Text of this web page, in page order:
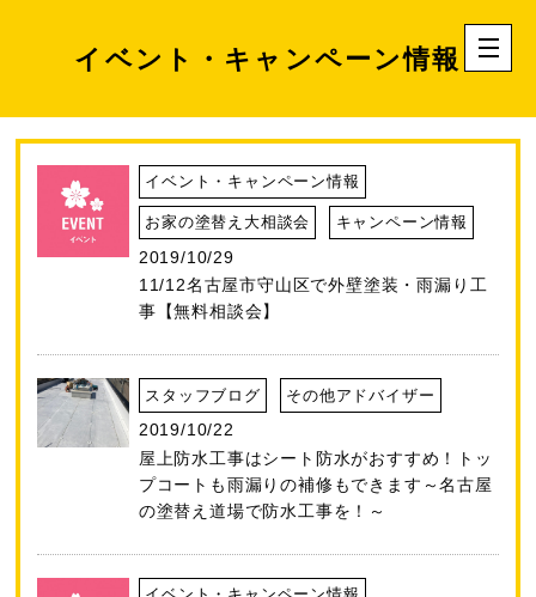
イベント・キャンペーン情報
イベント・キャンペーン情報
お家の塗替え大相談会 キャンペーン情報
2019/10/29
11/12名古屋市守山区で外壁塗装・雨漏り工
事【無料相談会】
スタッフブログ その他アドバイザー
2019/10/22
屋上防水工事はシート防水がおすすめ！トッ
プコートも雨漏りの補修もできます～名古屋
の塗替え道場で防水工事を！～